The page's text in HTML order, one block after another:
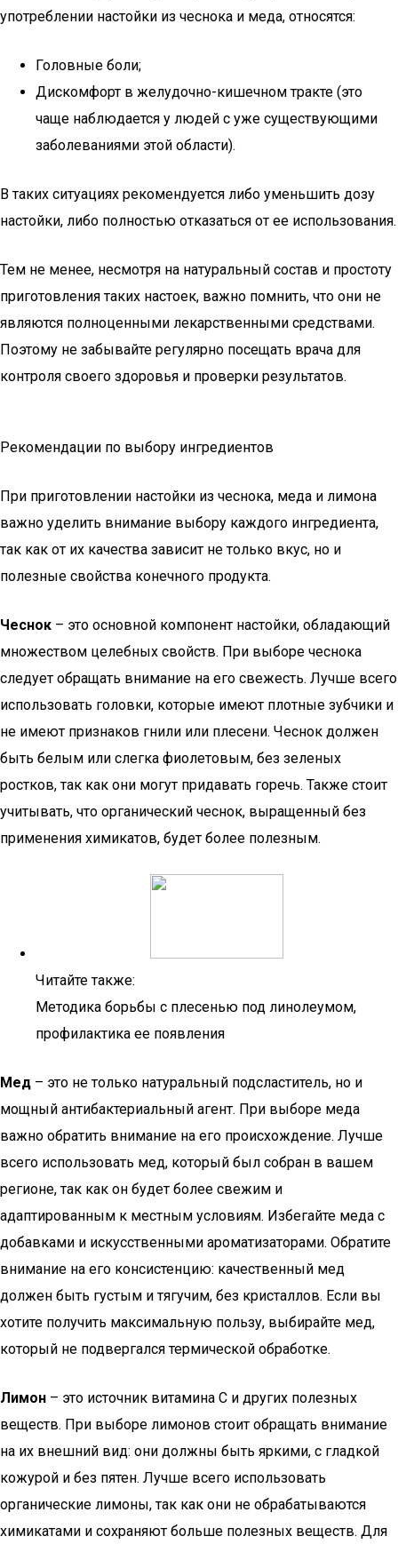
употреблении настойки из чеснока и меда, относятся:
Головные боли;
Дискомфорт в желудочно-кишечном тракте (это
чаще наблюдается у людей с уже существующими
заболеваниями этой области).
В таких ситуациях рекомендуется либо уменьшить дозу
настойки, либо полностью отказаться от ее использования.
Тем не менее, несмотря на натуральный состав и простоту
приготовления таких настоек, важно помнить, что они не
являются полноценными лекарственными средствами.
Поэтому не забывайте регулярно посещать врача для
контроля своего здоровья и проверки результатов.
Рекомендации по выбору ингредиентов
При приготовлении настойки из чеснока, меда и лимона
важно уделить внимание выбору каждого ингредиента,
так как от их качества зависит не только вкус, но и
полезные свойства конечного продукта.
Чеснок – это основной компонент настойки, обладающий
множеством целебных свойств. При выборе чеснока
следует обращать внимание на его свежесть. Лучше всего
использовать головки, которые имеют плотные зубчики и
не имеют признаков гнили или плесени. Чеснок должен
быть белым или слегка фиолетовым, без зеленых
ростков, так как они могут придавать горечь. Также стоит
учитывать, что органический чеснок, выращенный без
применения химикатов, будет более полезным.
Читайте также:
Методика борьбы с плесенью под линолеумом,
профилактика ее появления
Мед – это не только натуральный подсластитель, но и
мощный антибактериальный агент. При выборе меда
важно обратить внимание на его происхождение. Лучше
всего использовать мед, который был собран в вашем
регионе, так как он будет более свежим и
адаптированным к местным условиям. Избегайте меда с
добавками и искусственными ароматизаторами. Обратите
внимание на его консистенцию: качественный мед
должен быть густым и тягучим, без кристаллов. Если вы
хотите получить максимальную пользу, выбирайте мед,
который не подвергался термической обработке.
Лимон – это источник витамина C и других полезных
веществ. При выборе лимонов стоит обращать внимание
на их внешний вид: они должны быть яркими, с гладкой
кожурой и без пятен. Лучше всего использовать
органические лимоны, так как они не обрабатываются
химикатами и сохраняют больше полезных веществ. Для